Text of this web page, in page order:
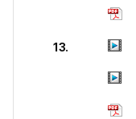
13.